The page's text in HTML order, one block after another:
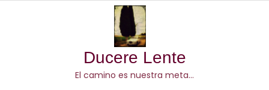
Ducere Lente
El camino es nuestra meta…